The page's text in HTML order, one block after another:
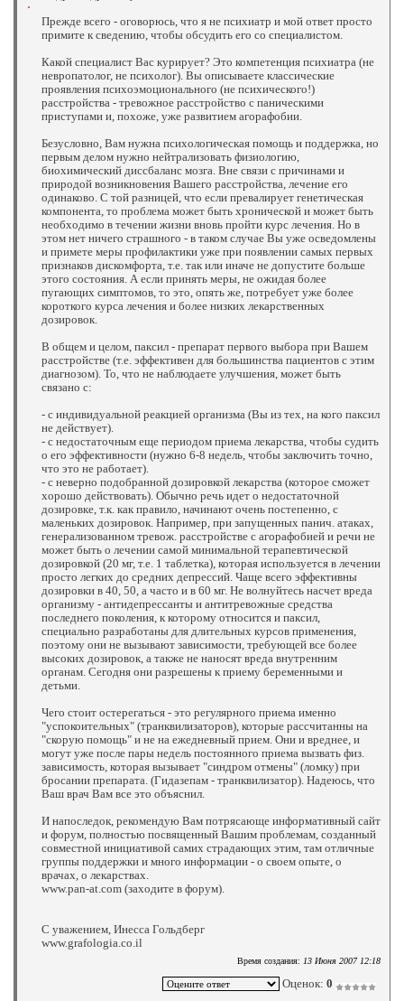
Прежде всего - оговорюсь, что я не психиатр и мой ответ просто
примите к сведению, чтобы обсудить его со специалистом.
Какой специалист Вас курирует? Это компетенция психиатра (не
невропатолог, не психолог). Вы описываете классические
проявления психоэмоционального (не психического!)
расстройства - тревожное расстройство с паническими
приступами и, похоже, уже развитием агорафобии.
Безусловно, Вам нужна психологическая помощь и поддержка, но
первым делом нужно нейтрализовать физиологию,
биохимический диссбаланс мозга. Вне связи с причинами и
природой возникновения Вашего расстройства, лечение его
одинаково. С той разницей, что если превалирует генетическая
компонента, то проблема может быть хронической и может быть
необходимо в течении жизни вновь пройти курс лечения. Но в
этом нет ничего страшного - в таком случае Вы уже осведомлены
и примете меры профилактики уже при появлении самых первых
признаков дискомфорта, т.е. так или иначе не допустите больше
этого состояния. А если принять меры, не ожидая более
пугающих симптомов, то это, опять же, потребует уже более
короткого курса лечения и более низких лекарственных
дозировок.
В общем и целом, паксил - препарат первого выбора при Вашем
расстройстве (т.е. эффективен для большинства пациентов с этим
диагнозом). То, что не наблюдаете улучшения, может быть
связано с:
- с индивидуальной реакцией организма (Вы из тех, на кого паксил
не действует).
- с недостаточным еще периодом приема лекарства, чтобы судить
о его эффективности (нужно 6-8 недель, чтобы заключить точно,
что это не работает).
- с неверно подобранной дозировкой лекарства (которое сможет
хорошо действовать). Обычно речь идет о недостаточной
дозировке, т.к. как правило, начинают очень постепенно, с
маленьких дозировок. Например, при запущенных панич. атаках,
генерализованном тревож. расстройстве с агорафобией и речи не
может быть о лечении самой минимальной терапевтической
дозировкой (20 мг, т.е. 1 таблетка), которая используется в лечении
просто легких до средних депрессий. Чаще всего эффективны
дозировки в 40, 50, а часто и в 60 мг. Не волнуйтесь насчет вреда
организму - антидепрессанты и антитревожные средства
последнего поколения, к которому относится и паксил,
специально разработаны для длительных курсов применения,
поэтому они не вызывают зависимости, требующей все более
высоких дозировок, а также не наносят вреда внутренним
органам. Сегодня они разрешены к приему беременными и
детьми.
Чего стоит остерегаться - это регулярного приема именно
"успокоительных" (транквилизаторов), которые рассчитанны на
"скорую помощь" и не на ежедневный прием. Они и вреднее, и
могут уже после пары недель постоянного приема вызвать физ.
зависимость, которая вызывает "синдром отмены" (ломку) при
бросании препарата. (Гидазепам - транквилизатор). Надеюсь, что
Ваш врач Вам все это объяснил.
И напоследок, рекомендую Вам потрясающе информативный сайт
и форум, полностью посвященный Вашим проблемам, созданный
совместной инициативой самих страдающих этим, там отличные
группы поддержки и много информации - о своем опыте, о
врачах, о лекарствах.
www.pan-at.com (заходите в форум).
С уважением, Инесса Гольдберг
www.grafologia.co.il
Время создания: 13 Июня 2007 12:18
Оценок: 0